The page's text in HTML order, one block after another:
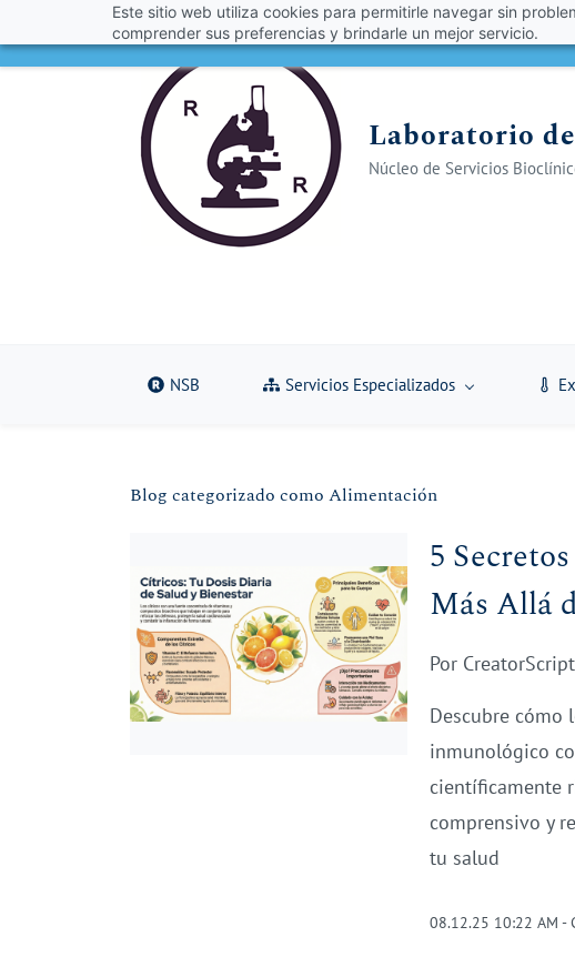
Este sitio web utiliza cookies para permitirle navegar sin
comprender sus preferencias y brindarle un mejor servicio.
to
to
Laboratorio
Núcleo de Servicios
NSB Servicios Especializados
Blog categorizado como Alimentación
5
Más Allá
Por
Descubre cómo
inmunológico
científicamente
comprensivo y
tu salud
08.12.25 10:22 AM-
¡Obtén un